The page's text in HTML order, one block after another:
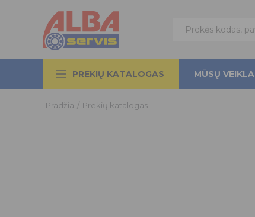
PREKIŲ KATALOGAS MŪSŲ VEIKLA
Pradžia / Prekių katalogas